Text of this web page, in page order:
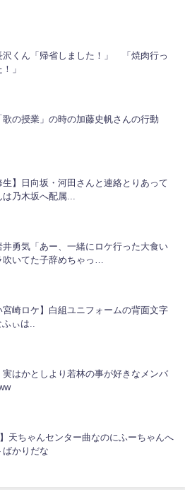
沢くん「帰省しました！」 「焼肉行っ
」
歌の授業」の時の加藤史帆さんの行動
生】日向坂・河田さんと連絡とりあって
乃木坂へ配属...
井勇気「あー、一緒にロケ行った大食い
吹いてた子辞めちゃっ…
宮崎ロケ】白組ユニフォームの背面文字
ぃは..
実はかとしより若林の事が好きなメンバ
】天ちゃんセンター曲なのにふーちゃんへ
ばかりだな